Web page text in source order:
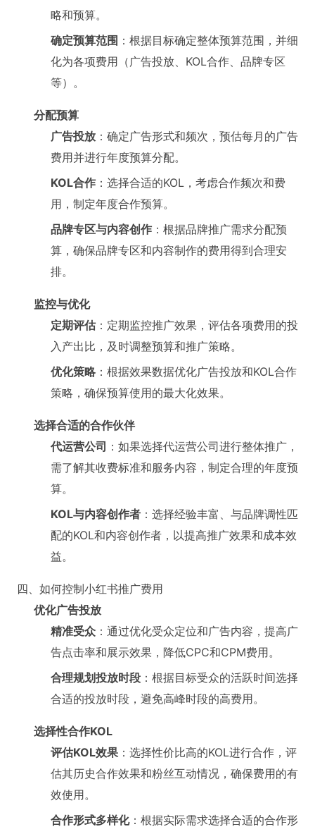
略和预算。
确定预算范围 ：根据目标确定整体预算范围，并细
化为各项费用（广告投放、KOL合作、品牌专区
等）。
分配预算
广告投放 ：确定广告形式和频次，预估每月的广告
费用并进行年度预算分配。
KOL合作 ：选择合适的KOL，考虑合作频次和费
用，制定年度合作预算。
品牌专区与内容创作 ：根据品牌推广需求分配预
算，确保品牌专区和内容制作的费用得到合理安
排。
监控与优化
定期评估：定期监控推广效果，评估各项费用的投
入产出比，及时调整预算和推广策略。
优化策略 ：根据效果数据优化广告投放和KOL合作
策略，确保预算使用的最大化效果。
选择合适的合作伙伴
代运营公司 ：如果选择代运营公司进行整体推广，
需了解其收费标准和服务内容，制定合理的年度预
算。
KOL与内容创作者 ：选择经验丰富、与品牌调性匹
配的KOL和内容创作者，以提高推广效果和成本效
益。
四、如何控制小红书推广费用
优化广告投放
精准受众 ：通过优化受众定位和广告内容，提高广
告点击率和展示效果，降低CPC和CPM费用。
合理规划投放时段 ：根据目标受众的活跃时间选择
合适的投放时段，避免高峰时段的高费用。
选择性合作KOL
评估KOL效果 ：选择性价比高的KOL进行合作，评
估其历史合作效果和粉丝互动情况，确保费用的有
效使用。
合作形式多样化：根据实际需求选择合适的合作形